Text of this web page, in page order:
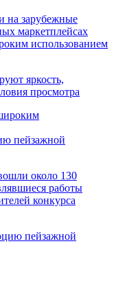
использованием
яркость,
просмотра
пейзажной
около 130
работы
конкурса